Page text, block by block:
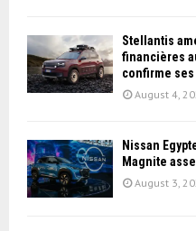
Stellantis
financières
confirme
August 4,
Nissan
Magnite
August 3,